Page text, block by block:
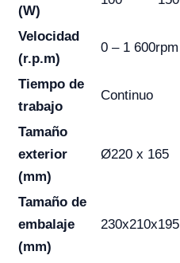
(W)
Velocidad
(r.p.m)
0 – 1 600rpm
Tiempo de
trabajo
Continuo
Tamaño
exterior
(mm)
Ø220 x 165
Tamaño de
embalaje
(mm)
230x210x195